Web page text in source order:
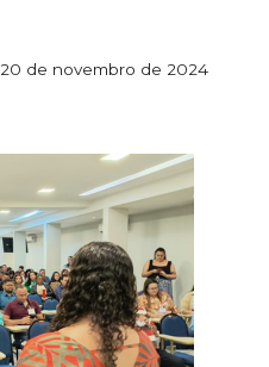
20 de novembro de 2024